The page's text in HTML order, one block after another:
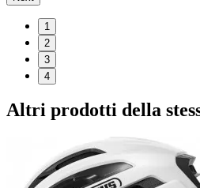
1
2
3
4
Altri prodotti della